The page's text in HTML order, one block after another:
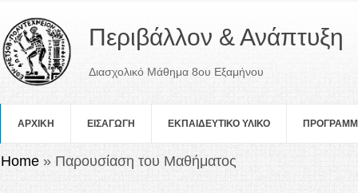
Περιβάλλον & Ανάπτυξη
Διασχολικό Μάθημα 8ου Εξαμήνου
ΑΡΧΙΚΗ ΕΙΣΑΓΩΓΗ ΕΚΠΑΙΔΕΥΤΙΚΟ ΥΛΙΚΟ
You are here
Home » Παρουσίαση του Μαθήματος